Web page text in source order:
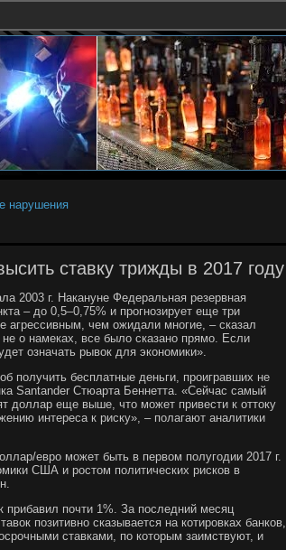
нарушения
ставку трижды в 2017 году
2003 г. Накануне Федеральная резервная
– до 0,5–0,75% и прогнозирует еще три
агрессивным, чем ожидали многие, – сказал
о намеках, все было сказано прямо. Если
означать рывок для экономики».
получить бесплатные деньги, проигравших не
Santander Стюарта Беннетта. «Сейчас самый
доллар еще выше, что может привести к оттоку
интереса к риску», – полагают аналитики
евро может быть в первом полугодии 2017 г.
США и ростом политических рисков в
прибавил почти 1%. За последний месяц
позитивно сказывается на котировках банков,
ставками, по которым заимствуют, и